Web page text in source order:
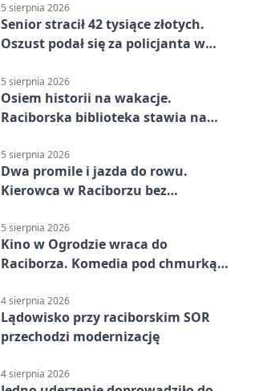
5 sierpnia 2026
Senior stracił 42 tysiące złotych.
Oszust podał się za policjanta w
5 sierpnia 2026
Osiem historii na wakacje.
Raciborska biblioteka stawia na
5 sierpnia 2026
Dwa promile i jazda do rowu.
Kierowca w Raciborzu bez
5 sierpnia 2026
Kino w Ogrodzie wraca do
Raciborza. Komedia pod chmurką
4 sierpnia 2026
Lądowisko przy raciborskim SOR
przechodzi modernizację
4 sierpnia 2026